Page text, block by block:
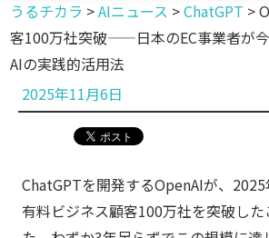
うるチカラ >AIニュース >ChatGPT >
客100万社突破——日本のEC事業者が
AIの実践的活用法
投
稿
2025年11月6日
ChatGPTを開発するOpenAIが、
有料ビジネス顧客100万社を突破し